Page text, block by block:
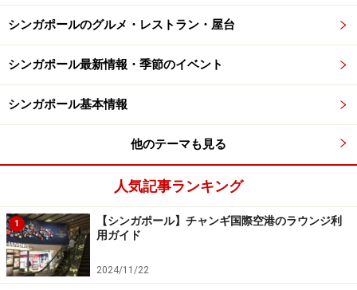
濃厚なチーズとスモークされたハムがしっかりマッチ。
これだけでも充分お腹が満たされるポーションの大きさ
PS.CAESAR(22シンガポールドル)も必オーダー。グリル
されたエビやチキンもゴロンと入っていて、メインの一
ングも爽やかでスイートな味わいです。ドリンクには、
フレッシュミントをとり入れたCRUSHED MINT ＆ LIME
SODA(9.5シンガポールドル)を。こちらもすっきりした
味わいで、気だるいシンガポールの午後にぴったり。
少し寝坊をして、ゆったりとブランチを楽しむもよし。
アルコールなどももちろんありますので、夜カフェとし
シンガポールのグルメ・レストラン・屋台
シンガポール最新情報・季節のイベント
シンガポール基本情報
他のテーマも見る
人気記事ランキング
1
【シンガポール】チャンギ国際空港のラウンジ利
用ガイド
2024/11/22